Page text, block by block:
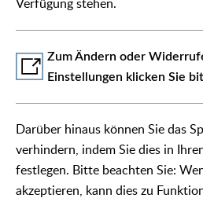
Verfügung stehen.
Zum Ändern oder
Einstellungen klicken Sie
Darüber hinaus können Sie das
verhindern, indem Sie dies in
festlegen. Bitte beachten Sie:
akzeptieren, kann dies zu